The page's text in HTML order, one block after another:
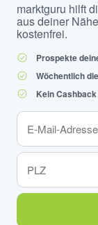
marktguru hilft
aus deiner
kostenfrei.
Prospekte
Wöchentlich
Kein